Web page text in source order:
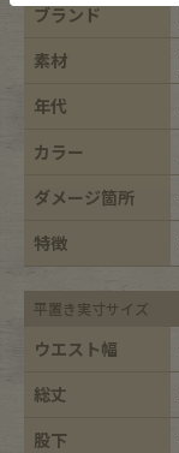
ブランド
素材
年代
カラー
ダメージ箇所
特徴
平置き実寸サイズ
ウエスト幅
総丈
股下